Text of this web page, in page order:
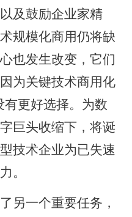
及鼓励企业家精
规模化商用仍将缺
也发生改变，它们
为关键技术商用化
有更好选择。为数
巨头收缩下，将诞
技术企业为已失速
。
另一个重要任务，